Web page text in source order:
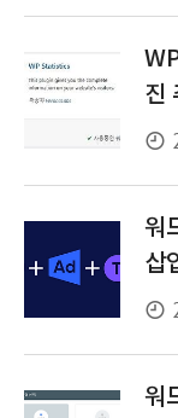
진
워
삽
워